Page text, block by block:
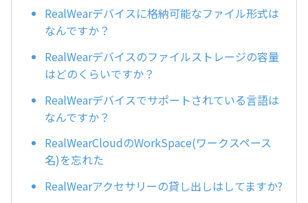
RealWearデバイスに格納可能なファイル形式は
なんですか？
RealWearデバイスのファイルストレージの容量
はどのくらいですか？
RealWearデバイスでサポートされている言語は
なんですか？
RealWearCloudのWorkSpace(ワークスペース
名)を忘れた
RealWearアクセサリーの貸し出しはしてますか?